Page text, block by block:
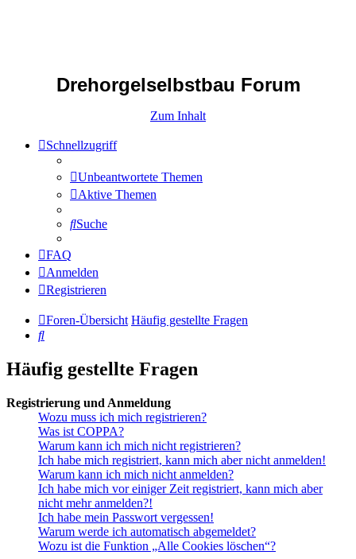
Drehorgelselbstbau Forum
Zum Inhalt
Schnellzugriff
Unbeantwortete Themen
Aktive Themen
Suche
FAQ
Anmelden
Registrieren
Foren-Übersicht Häufig gestellte Fragen
Suche
Häufig gestellte Fragen
Registrierung und Anmeldung
Wozu muss ich mich registrieren?
Was ist COPPA?
Warum kann ich mich nicht registrieren?
Ich habe mich registriert, kann mich aber nicht anmelden!
Warum kann ich mich nicht anmelden?
Ich habe mich vor einiger Zeit registriert, kann mich aber
nicht mehr anmelden?!
Ich habe mein Passwort vergessen!
Warum werde ich automatisch abgemeldet?
Wozu ist die Funktion „Alle Cookies löschen“?